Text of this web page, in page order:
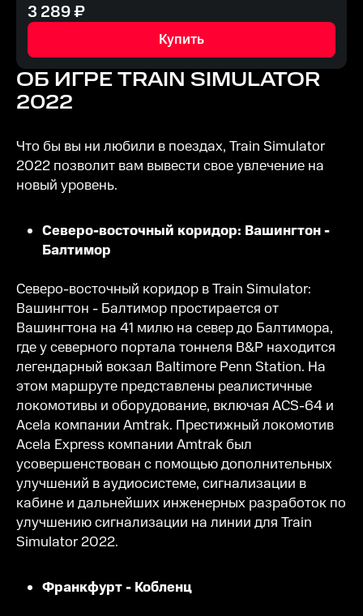
3 289₽
Купить
ОБ ИГРЕTRAIN SIMULATOR
2022
Что бы вы ни любили в поездах, Train Simulator
2022 позволит вам вывести свое увлечение на
новый уровень.
Северо-восточный коридор: Вашингтон -
Балтимор
Северо-восточный коридор в Train Simulator:
Вашингтон - Балтимор простирается от
Вашингтона на 41 милю на север до Балтимора,
где у северного портала тоннеля B&P находится
легендарный вокзал Baltimore Penn Station. На
этом маршруте представлены реалистичные
локомотивы и оборудование, включая ACS-64 и
Acela компании Amtrak. Престижный локомотив
Acela Express компании Amtrak был
усовершенствован с помощью дополнительных
улучшений в аудиосистеме, сигнализации в
кабине и дальнейших инженерных разработок по
улучшению сигнализации на линии для Train
Simulator 2022.
Франкфурт - Кобленц